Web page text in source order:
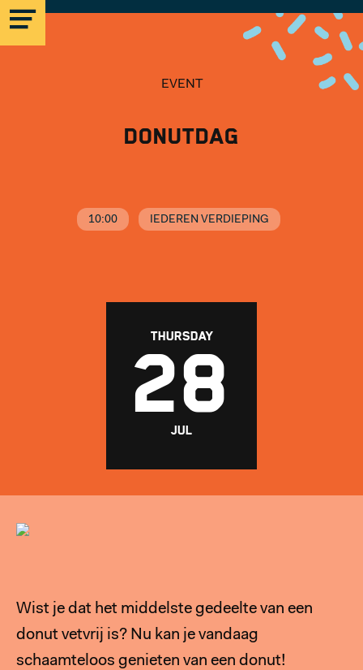
EINDHOVEN
ROTTERDAM
EVENTS
FOLLOW US
EVENT
Donutdag
10:00 IEDEREN VERDIEPING
THURSDAY
28
JUL
Wist je dat het middelste gedeelte van een
donut vetvrij is? Nu kan je vandaag
schaamteloos genieten van een donut!